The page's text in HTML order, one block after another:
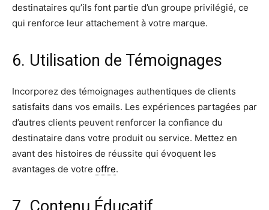
destinataires qu’ils font partie d’un groupe privilégié, ce
qui renforce leur attachement à votre marque.
6. Utilisation de Témoignages
Incorporez des témoignages authentiques de clients
satisfaits dans vos emails. Les expériences partagées par
d’autres clients peuvent renforcer la confiance du
destinataire dans votre produit ou service. Mettez en
avant des histoires de réussite qui évoquent les
avantages de votre offre.